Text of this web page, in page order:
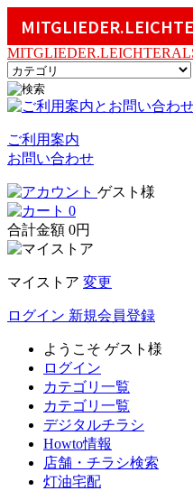
ご利用案内
お問い合わせ
ゲスト様
0
合計金額 0円
マイストア 変更
ログイン 新規会員登録
ようこそ ゲスト様
ログイン
カテゴリ一覧
カテゴリ一覧
デジタルチラシ
Howto情報
店舗・チラシ検索
灯油宅配